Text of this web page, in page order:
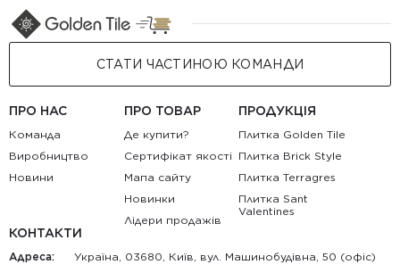
СТАТИ ЧАСТИНОЮ КОМАНДИ
ПРО НАС
Команда
Виробництво
Новини
ПРО ТОВАР
Де купити?
Сертифікат якості
Мапа сайту
Новинки
Лідери продажів
ПРОДУКЦІЯ
Плитка Golden Tile
Плитка Brick Style
Плитка Terragres
Плитка Sant
Valentines
КОНТАКТИ
Адреса:
Україна, 03680, Київ, вул. Машинобудівна, 50 (офіс)